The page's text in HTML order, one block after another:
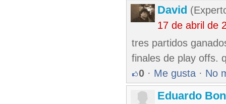
David
17 de abril de
tres partidos
finales de play offs.
0 · Me gusta · No
Eduardo